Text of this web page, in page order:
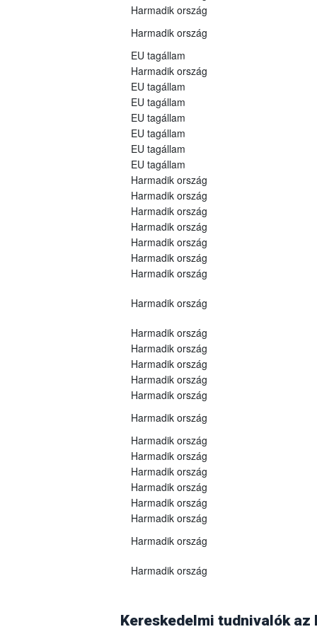
Harmadik ország
Harmadik ország
EU tagállam
Harmadik ország
EU tagállam
EU tagállam
EU tagállam
EU tagállam
EU tagállam
EU tagállam
Harmadik ország
Harmadik ország
Harmadik ország
Harmadik ország
Harmadik ország
Harmadik ország
Harmadik ország
Harmadik ország
Harmadik ország
Harmadik ország
Harmadik ország
Harmadik ország
Harmadik ország
Harmadik ország
Harmadik ország
Harmadik ország
Harmadik ország
Harmadik ország
Harmadik ország
Harmadik ország
Harmadik ország
Harmadik ország
Kereskedelmi tudnivalók az
Georgia
árukra vonatkozó összes vonatkozó